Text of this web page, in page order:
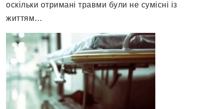
оскільки отримані травми були не сумісні із
життям…